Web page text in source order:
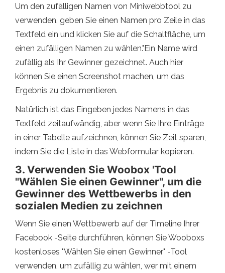
Um den zufälligen Namen von Miniwebbtool zu
verwenden, geben Sie einen Namen pro Zeile in das
Textfeld ein und klicken Sie auf die Schaltfläche, um
einen zufälligen Namen zu wählen."Ein Name wird
zufällig als Ihr Gewinner gezeichnet. Auch hier
können Sie einen Screenshot machen, um das
Ergebnis zu dokumentieren.
Natürlich ist das Eingeben jedes Namens in das
Textfeld zeitaufwändig, aber wenn Sie Ihre Einträge
in einer Tabelle aufzeichnen, können Sie Zeit sparen,
indem Sie die Liste in das Webformular kopieren.
3. Verwenden Sie Woobox 'Tool
"Wählen Sie einen Gewinner", um die
Gewinner des Wettbewerbs in den
sozialen Medien zu zeichnen
Wenn Sie einen Wettbewerb auf der Timeline Ihrer
Facebook -Seite durchführen, können Sie Wooboxs
kostenloses "Wählen Sie einen Gewinner" -Tool
verwenden, um zufällig zu wählen, wer mit einem